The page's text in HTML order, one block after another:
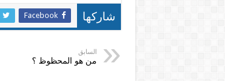
شاركها Facebook
السابق
من هو المحظوظ ؟